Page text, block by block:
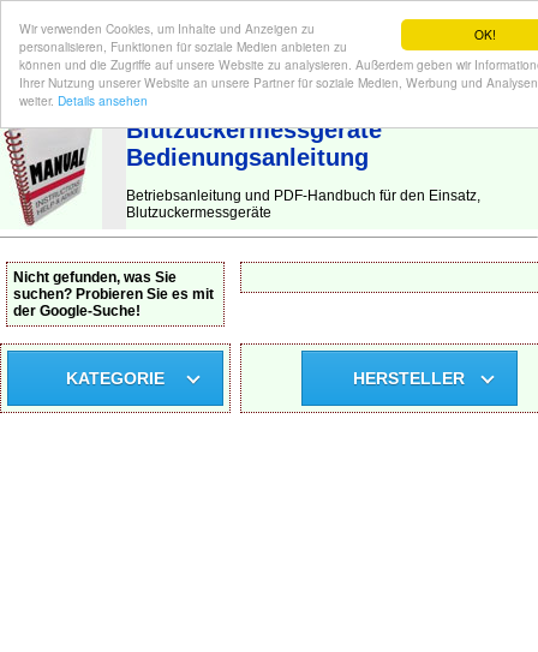
OK!
Wir verwenden Cookies, um Inhalte und Anzeigen zu
personalisieren, Funktionen für soziale Medien anbieten zu
können und die Zugriffe auf unsere Website zu analysieren. Außerdem geben wir
Ihrer Nutzung unserer Website an unsere Partner für soziale Medien, Werbung und Analysen
weiter. Details ansehen
BEDIENUNGSANLEITUNG | Hier finden Sie die deutsche Anleitung!
Blutzuckermessgeräte
Bedienungsanleitung
Betriebsanleitung und PDF-Handbuch für den Einsatz,
Blutzuckermessgeräte
Nicht gefunden, was Sie
suchen? Probieren Sie es mit
der Google-Suche!
KATEGORIE HERSTELLER